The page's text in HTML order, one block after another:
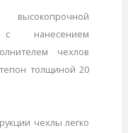
с нанесением
чехлов
толщиной 20
чехлы легко